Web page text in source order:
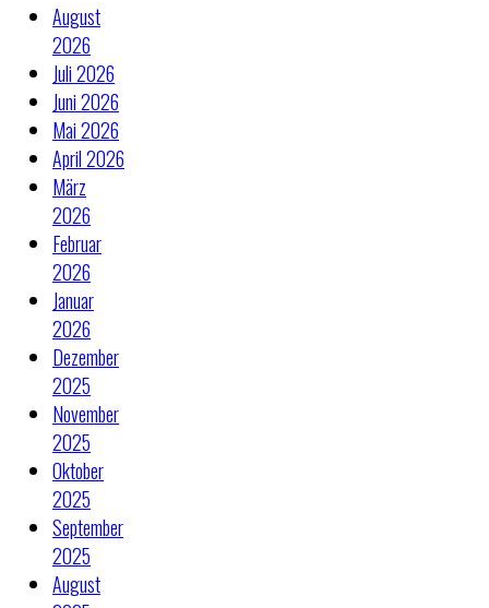
August
2026
Juli 2026
Juni 2026
Mai 2026
April 2026
März
2026
Februar
2026
Januar
2026
Dezember
2025
November
2025
Oktober
2025
September
2025
August